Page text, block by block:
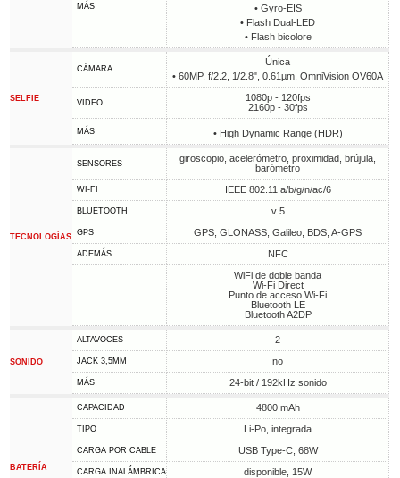
MÁS
• Gyro-EIS
• Flash Dual-LED
• Flash bicolore
SELFIE
CÁMARA
Única
• 60MP, f/2.2, 1/2.8", 0.61µm, OmniVision OV60A
VIDEO
1080p - 120fps
2160p - 30fps
MÁS • High Dynamic Range (HDR)
TECNOLOGÍAS
SENSORES
giroscopio, acelerómetro, proximidad, brújula,
barómetro
WI-FI IEEE 802.11 a/b/g/n/ac/6
BLUETOOTH v 5
GPS GPS, GLONASS, Galileo, BDS, A-GPS
ADEMÁS
NFC
WiFi de doble banda
Wi-Fi Direct
Punto de acceso Wi-Fi
Bluetooth LE
Bluetooth A2DP
SONIDO
ALTAVOCES 2
JACK 3,5MM no
MÁS 24-bit / 192kHz sonido
BATERÍA
CAPACIDAD 4800 mAh
TIPO Li-Po, integrada
CARGA POR CABLE USB Type-C, 68W
CARGA INALÁMBRICA disponible, 15W